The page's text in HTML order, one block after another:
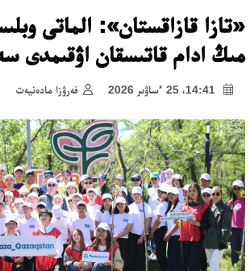
مىڭ ادام قاتىسقان اۋقىمدى
فەرۋزا مادەنيەت